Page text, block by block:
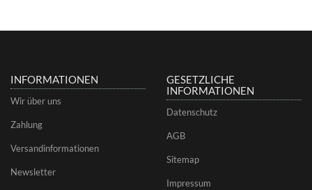
INFORMATIONEN
Wir über uns
Zahlung
Versandinformationen
Newsletter
GESETZLICHE
INFORMATIONEN
Datenschutz
AGB
Sitemap
Impressum